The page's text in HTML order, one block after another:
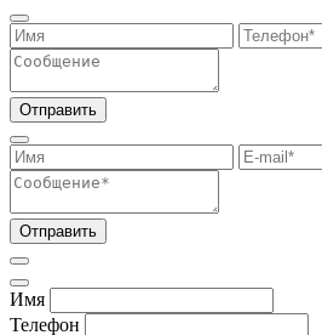
Отправить
Отправить
Имя
Телефон